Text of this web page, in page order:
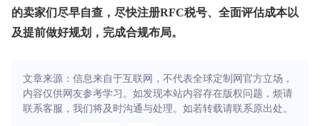
的卖家们尽早自查，尽快注册RFC税号、全面评估成本以
及提前做好规划，完成合规布局。
文章来源：信息来自于互联网，不代表全球定制网官方立场，
内容仅供网友参考学习。如发现本站内容存在版权问题，烦请
联系客服，我们将及时沟通与处理。如若转载请联系原出处。